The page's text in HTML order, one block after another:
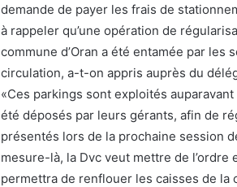
demande de payer les frais de
à rappeler qu’une opération de
commune d’Oran a été entamée par
circulation, a-t-on appris auprès du
«Ces parkings sont exploités
été déposés par leurs gérants, afin de
présentés lors de la prochaine session
mesure-là, la Dvc veut mettre de
permettra de renflouer les caisses de la